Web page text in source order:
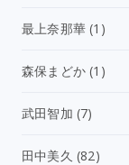
最上奈那華 (1)
森保まどか (1)
武田智加 (7)
田中美久 (82)